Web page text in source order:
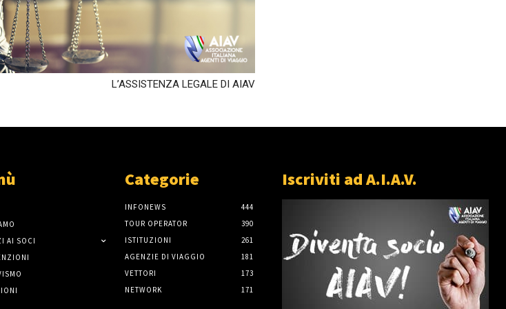
L’ASSISTENZA LEGALE DI AIAV
AI SOCI
Categorie
INFONEWS
444
TOUR OPERATOR
390
ISTITUZIONI
261
AGENZIE DI VIAGGIO
181
VETTORI
173
NETWORK
171
Iscriviti ad A.I.A.V.